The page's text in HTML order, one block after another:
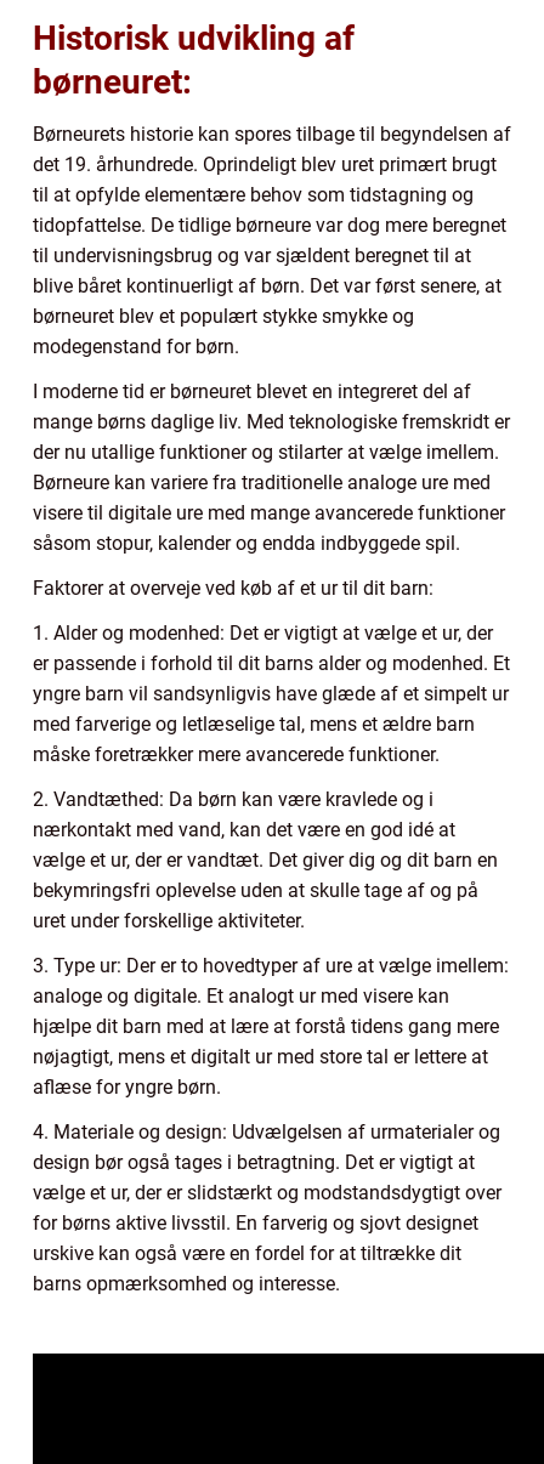
Historisk udvikling af
børneuret:
Børneurets historie kan spores tilbage til begyndelsen af
det 19. århundrede. Oprindeligt blev uret primært brugt
til at opfylde elementære behov som tidstagning og
tidopfattelse. De tidlige børneure var dog mere beregnet
til undervisningsbrug og var sjældent beregnet til at
blive båret kontinuerligt af børn. Det var først senere, at
børneuret blev et populært stykke smykke og
modegenstand for børn.
I moderne tid er børneuret blevet en integreret del af
mange børns daglige liv. Med teknologiske fremskridt er
der nu utallige funktioner og stilarter at vælge imellem.
Børneure kan variere fra traditionelle analoge ure med
visere til digitale ure med mange avancerede funktioner
såsom stopur, kalender og endda indbyggede spil.
Faktorer at overveje ved køb af et ur til dit barn:
1. Alder og modenhed: Det er vigtigt at vælge et ur, der
er passende i forhold til dit barns alder og modenhed. Et
yngre barn vil sandsynligvis have glæde af et simpelt ur
med farverige og letlæselige tal, mens et ældre barn
måske foretrækker mere avancerede funktioner.
2. Vandtæthed: Da børn kan være kravlede og i
nærkontakt med vand, kan det være en god idé at
vælge et ur, der er vandtæt. Det giver dig og dit barn en
bekymringsfri oplevelse uden at skulle tage af og på
uret under forskellige aktiviteter.
3. Type ur: Der er to hovedtyper af ure at vælge imellem:
analoge og digitale. Et analogt ur med visere kan
hjælpe dit barn med at lære at forstå tidens gang mere
nøjagtigt, mens et digitalt ur med store tal er lettere at
aflæse for yngre børn.
4. Materiale og design: Udvælgelsen af urmaterialer og
design bør også tages i betragtning. Det er vigtigt at
vælge et ur, der er slidstærkt og modstandsdygtigt over
for børns aktive livsstil. En farverig og sjovt designet
urskive kan også være en fordel for at tiltrække dit
barns opmærksomhed og interesse.